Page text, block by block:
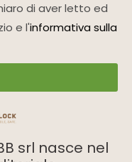
di aver letto ed
e l'informativa sulla
srl nasce nel